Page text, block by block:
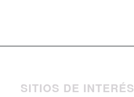
SITIOS DE INTERÉS